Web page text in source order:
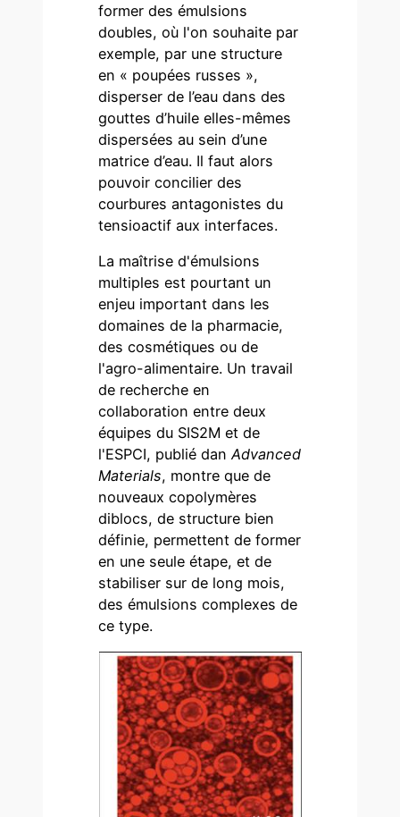
former des émulsions
doubles, où l'on souhaite par
exemple, par une structure
en « poupées russes »,
disperser de l’eau dans des
gouttes d’huile elles-mêmes
dispersées au sein d’une
matrice d’eau. Il faut alors
pouvoir concilier des
courbures antagonistes du
tensioactif aux interfaces.
La maîtrise d'émulsions
multiples est pourtant un
enjeu important dans les
domaines de la pharmacie,
des cosmétiques ou de
l'agro-alimentaire. Un travail
de recherche en
collaboration entre deux
équipes du SIS2M et de
l'ESPCI, publié dan Advanced
Materials, montre que de
nouveaux copolymères
diblocs, de structure bien
définie, permettent de former
en une seule étape, et de
stabiliser sur de long mois,
des émulsions complexes de
ce type.